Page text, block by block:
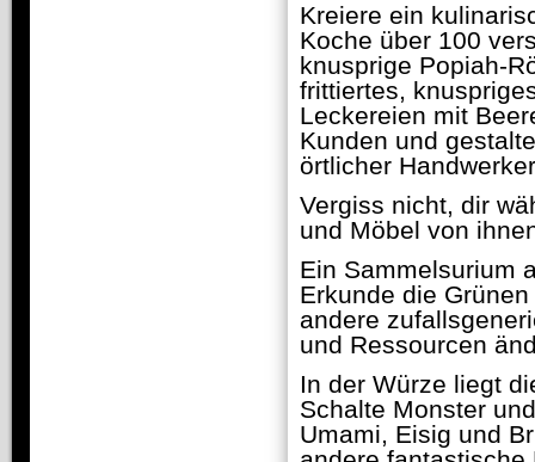
Kreiere ein
Koche über 100
knusprige Popiah-
frittiertes,
Leckereien mit
Kunden und
örtlicher
Vergiss nicht, dir
und Möbel von
Ein Sammelsurium
Erkunde die
andere
und Ressourcen
In der Würze liegt
Schalte Monster
Umami, Eisig und